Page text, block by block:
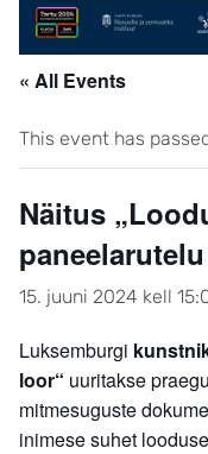
« All Events
This event has
Näitus
paneelarutelu
15. juuni 2024 kell
Luksemburgi
loor“ uuritakse
mitmesuguste
inimese suhet